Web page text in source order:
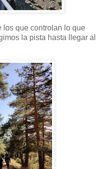
los que controlan lo que
la pista hasta llegar al